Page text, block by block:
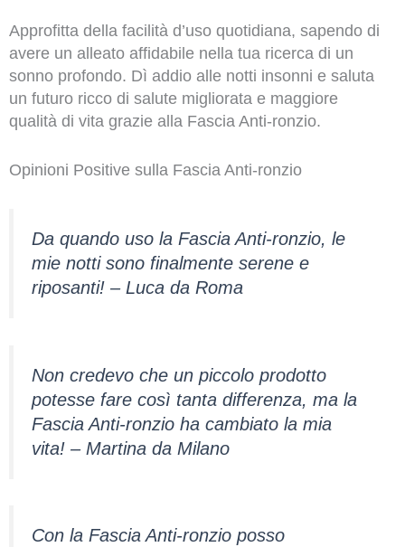
Approfitta della facilità d’uso quotidiana, sapendo di
avere un alleato affidabile nella tua ricerca di un
sonno profondo. Dì addio alle notti insonni e saluta
un futuro ricco di salute migliorata e maggiore
qualità di vita grazie alla Fascia Anti-ronzio.
Opinioni Positive sulla Fascia Anti-ronzio
Da quando uso la Fascia Anti-ronzio, le
mie notti sono finalmente serene e
riposanti! – Luca da Roma
Non credevo che un piccolo prodotto
potesse fare così tanta differenza, ma la
Fascia Anti-ronzio ha cambiato la mia
vita! – Martina da Milano
Con la Fascia Anti-ronzio posso